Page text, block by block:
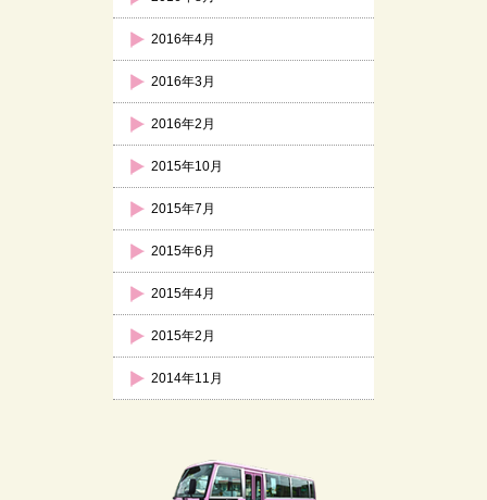
2016年4月
2016年3月
2016年2月
2015年10月
2015年7月
2015年6月
2015年4月
2015年2月
2014年11月